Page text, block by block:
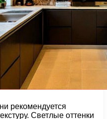
рекомендуется
Светлые оттенки